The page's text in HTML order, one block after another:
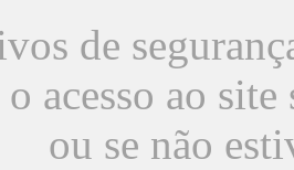
de
o acesso ao
ou se não